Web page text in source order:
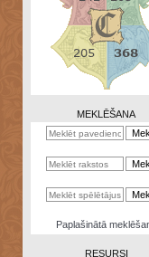
Zināšanu
kalkulators
Nomētātās
MEKLĒŠANA
Paplašinātā
RESURSI